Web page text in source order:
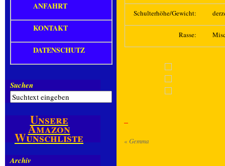
Schulterhöhe/Gewicht:
Rasse:
« Gemma
ANFAHRT
KONTAKT
DATENSCHUTZ
Suchen
Unsere
Amazon
Wunschliste
Archiv